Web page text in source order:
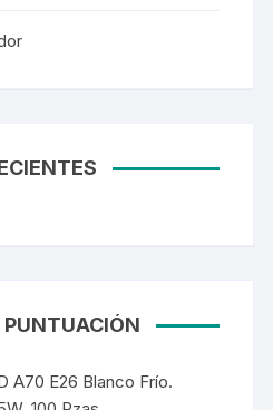
PUNTUACIÓN
A70 E26 Blanco Frío.